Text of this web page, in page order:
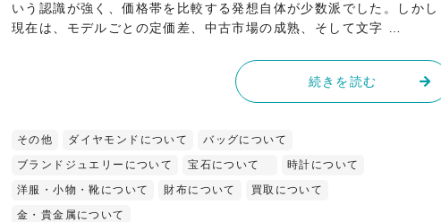
いう認識が強く、価格帯を比較する発想自体が少数派でした。しかし
現在は、モデルごとの定価差、中古市場の成熟、そして文字 …
続きを読む
その他 ダイヤモンドについて
バッグについて
ブランドジュエリーについて
宝石について
時計について
洋服・小物・靴について
財布について
買取について
金・貴金属について